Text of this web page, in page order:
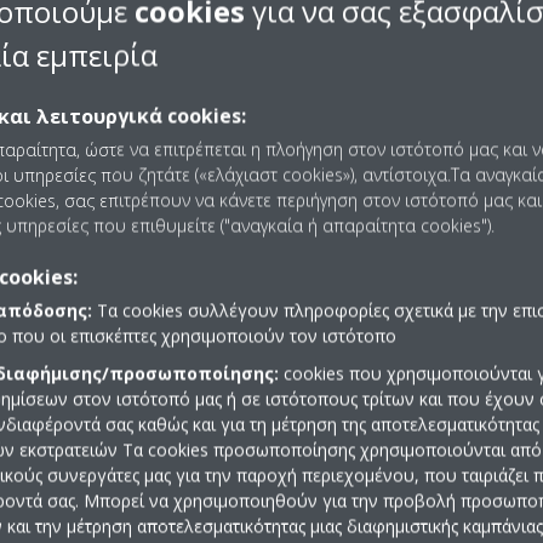
προϊόντα που περιέχουν κάποιο ψυκτικό μέσο μεΔυναμικό
στην αγορά για
συστήματα split με φορτίο κάτω
συστημάτων με ψυκτικό μέσο R-32
προϊόντα που περιέχουν κάποιο ψυκτικό μέσο με
στην αγορά για
όλα τα συστήματα split ≤ 12kW.​
γκάμα συστημάτων με R-290 και R-454C. Μπορείτε να μάθετε
προϊόντα που περιέχουν κάποιο ψυκτικό μέσο μεΔυναμικό
στην αγορά για
συστημάτων με ψυκτικό μέσο R-32
προϊόντα που περιέχουν κάποιο ψυκτικό μέσο μεΔυναμικό
στην αγορά γιατα αυτόνομα συστήματα ≤ 12 kW
συστημάτων με ψυκτικό μέσο R-290 (προπάνιο). Μπορείτε να
cookies για να σας
εμπειρία
λειτουργικά cookies:
ώστε να επιτρέπεται η πλοήγηση στον ιστότοπό μας και
υπηρεσίες που ζητάτε («ελάχιαστ cookies»), αντίστοιχα.Τα
σας επιτρέπουν να κάνετε περιήγηση στον ιστότοπό μας
υπηρεσίες που επιθυμείτε ("αναγκαία ή απαραίτητα cookies").
Τα cookies συλλέγουν πληροφορίες σχετικά με την
που οι επισκέπτες χρησιμοποιούν τον ιστότοπο
προσωποποίησης: cookies που χρησιμοποιούνται
στον ιστότοπό μας ή σε ιστότοπους τρίτων και που έχουν
σας καθώς και για τη μέτρηση της
εκστρατειών Τα cookies προσωποποίησης χρησιμοποιούνται
συνεργάτες μας για την παροχή περιεχομένου, που ταιριάζει
σας. Μπορεί να χρησιμοποιηθούν για την προβολή
την μέτρηση αποτελεσματικότητας μιας διαφημιστικής καμπάνιας